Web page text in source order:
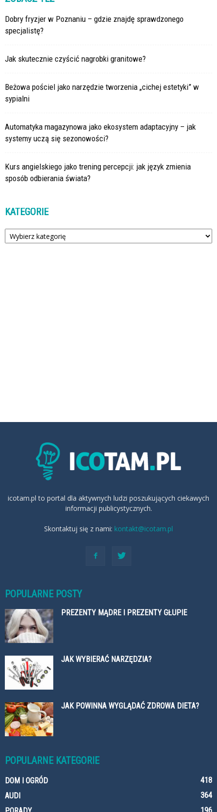
Dobry fryzjer w Poznaniu – gdzie znajdę sprawdzonego
specjalistę?
Jak skutecznie czyścić nagrobki granitowe?
Beżowa pościel jako narzędzie tworzenia „cichej estetyki” w
sypialni
Automatyka magazynowa jako ekosystem adaptacyjny – jak
systemy uczą się sezonowości?
Kurs angielskiego jako trening percepcji: jak język zmienia
sposób odbierania świata?
KATEGORIE
Kategorie
icotam.pl to portal dla aktywnych ludzi poszukujących ciekawych
informacji publicystycznych.
Skontaktuj się z nami: kontakt@icotam.pl
POPULARNE POSTY
PREZENTY MĄDRE I PREZENTY GŁUPIE
JAK WYBIERAĆ NARZĘDZIA?
JAK POWINNA WYGLĄDAĆ ZDROWA DIETA?
POPULARNE KATEGORIE
DOM I OGRÓD
418
AUDI
364